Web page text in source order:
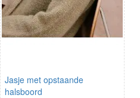
Jasje met opstaande
halsboord